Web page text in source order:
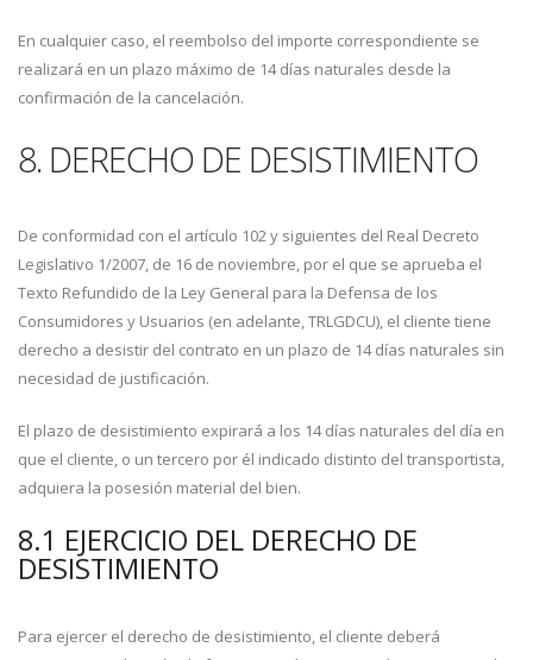
En cualquier caso, el reembolso del importe correspondiente se
realizará en un plazo máximo de 14 días naturales desde la
confirmación de la cancelación.
8. DERECHO DE DESISTIMIENTO
De conformidad con el artículo 102 y siguientes del Real Decreto
Legislativo 1/2007, de 16 de noviembre, por el que se aprueba el
Texto Refundido de la Ley General para la Defensa de los
Consumidores y Usuarios (en adelante, TRLGDCU), el cliente tiene
derecho a desistir del contrato en un plazo de 14 días naturales sin
necesidad de justificación.
El plazo de desistimiento expirará a los 14 días naturales del día en
que el cliente, o un tercero por él indicado distinto del transportista,
adquiera la posesión material del bien.
8.1 EJERCICIO DEL DERECHO DE
DESISTIMIENTO
Para ejercer el derecho de desistimiento, el cliente deberá